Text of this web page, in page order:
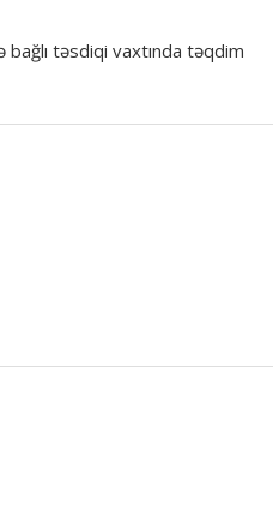
bağlı təsdiqi vaxtında təqdim